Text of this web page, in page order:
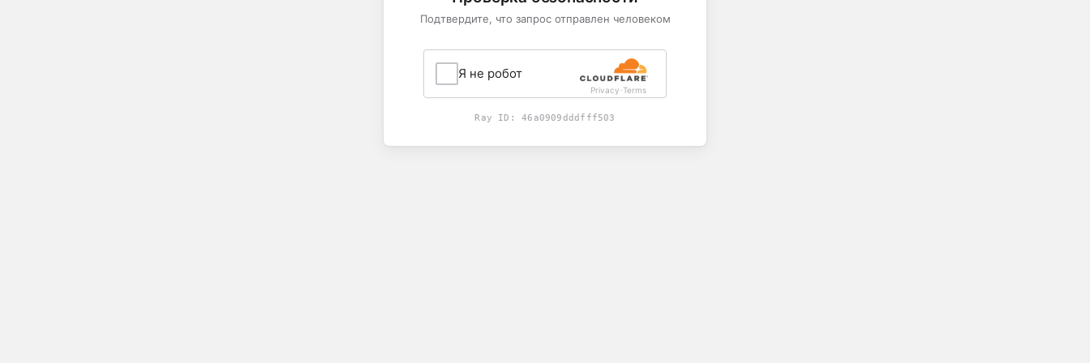
Подтвердите, что запрос отправлен человеком
Я не робот
Privacy-Terms
Ray ID:46a0909dddfff503